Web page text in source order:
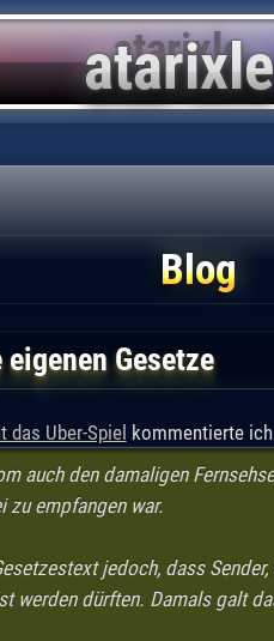
Blog
Gesetze
das Uber-Spiel kommentierte
auch den damaligen
zu empfangen war.
jedoch, dass
werden dürften. Damals galt